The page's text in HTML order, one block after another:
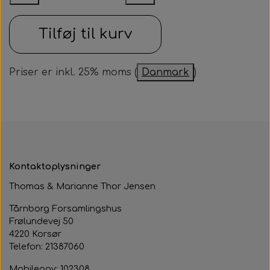
Om huset
Hjertestarteren
Besøg af kildebakken
Fastelavnsfest
Generalforsamling
Fotograf
Tilføj til kurv
Priser er inkl. 25% moms ( Danmark )
Kontaktoplysninger
Thomas & Marianne Thor Jensen
Tårnborg Forsamlingshus
Frølundevej 50
4220 Korsør
Telefon: 21387060